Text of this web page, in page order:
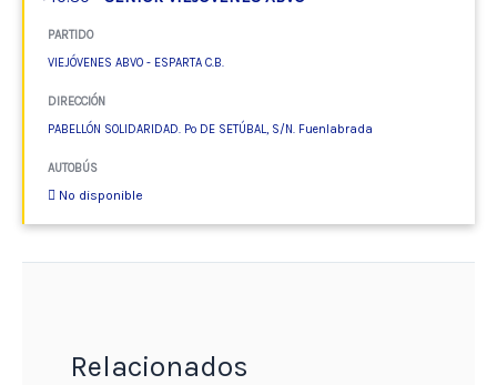
PARTIDO
VIEJÓVENES ABVO - ESPARTA C.B.
DIRECCIÓN
PABELLÓN SOLIDARIDAD. Pº DE SETÚBAL, S/N. Fuenlabrada
AUTOBÚS
No disponible
Relacionados